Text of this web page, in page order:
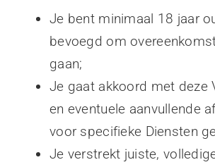
Je bent minimaal 18 jaar
bevoegd om
gaan;
Je gaat akkoord met deze
en eventuele aanvullende
voor specifieke Diensten
Je verstrekt juiste,